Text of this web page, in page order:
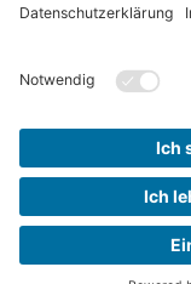
Cookie-
Kontakt
© 2026